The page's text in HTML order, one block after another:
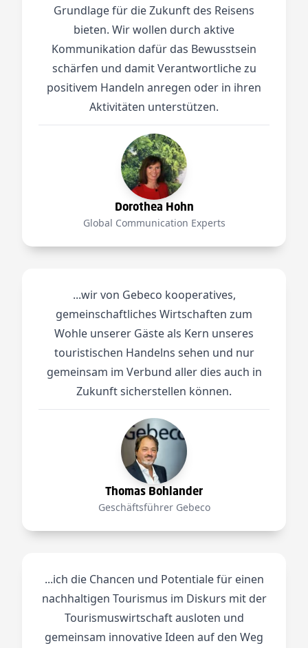
Grundlage für die Zukunft des Reisens
bieten. Wir wollen durch aktive
Kommunikation dafür das Bewusstsein
schärfen und damit Verantwortliche zu
positivem Handeln anregen oder in ihren
Aktivitäten unterstützen.
Dorothea Hohn
Global Communication Experts
...wir von Gebeco kooperatives,
gemeinschaftliches Wirtschaften zum
Wohle unserer Gäste als Kern unseres
touristischen Handelns sehen und nur
gemeinsam im Verbund aller dies auch in
Zukunft sicherstellen können.
Thomas Bohlander
Geschäftsführer Gebeco
...ich die Chancen und Potentiale für einen
nachhaltigen Tourismus im Diskurs mit der
Tourismuswirtschaft ausloten und
gemeinsam innovative Ideen auf den Weg